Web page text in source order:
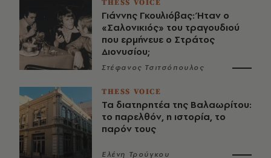
THESS VOICE
Γιάννης Γκουλιόβας: Ήταν ο
«Σαλονικιός» του τραγουδιού
που ερμήνευε ο Στράτος
Διονυσίου;
Στέφανος Τσιτσόπουλος
THESS VOICE
Τα διατηρητέα της Βαλαωρίτου:
το παρελθόν, η ιστορία, το
παρόν τους
Ελένη Τρούγκου